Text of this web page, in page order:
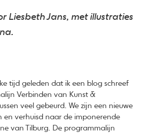
Liesbeth Jans, met illustraties
tijd geleden dat ik een blog schreef
Verbinden van Kunst &
veel gebeurd. We zijn een nieuwe
en verhuisd naar de imponerende
van Tilburg. De programmalijn